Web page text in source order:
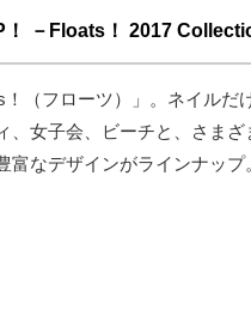
－Floats！ 2017
（フローツ）」。ネイルだ
、女子会、ビーチと、さま
富なデザインがラインナッ